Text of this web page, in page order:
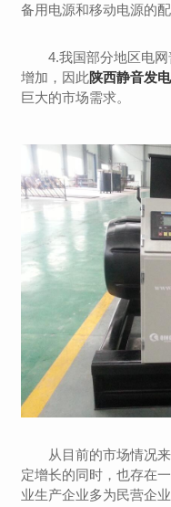
备用电源和移动电源的
4.我国部分地区电
增加，因此陕西静音发
巨大的市场需求。
从目前的市场情况
定增长的同时，也存在
业生产企业多为民营企